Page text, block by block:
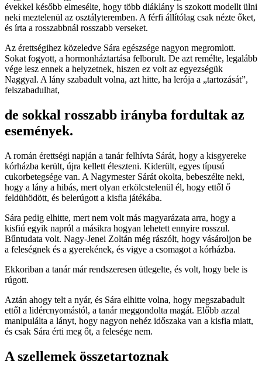
évekkel később elmesélte, hogy több diáklány is szokott modellt ülni
neki meztelenül az osztályteremben. A férfi állítólag csak nézte őket,
és írta a rosszabbnál rosszabb verseket.
Az érettségihez közeledve Sára egészsége nagyon megromlott.
Sokat fogyott, a hormonháztartása felborult. De azt remélte, legalább
vége lesz ennek a helyzetnek, hiszen ez volt az egyezségük
Naggyal. A lány szabadult volna, azt hitte, ha lerója a „tartozását”,
felszabadulhat,
de sokkal rosszabb irányba fordultak az
események.
A román érettségi napján a tanár felhívta Sárát, hogy a kisgyereke
kórházba került, újra kellett éleszteni. Kiderült, egyes típusú
cukorbetegsége van. A Nagymester Sárát okolta, bebeszélte neki,
hogy a lány a hibás, mert olyan erkölcstelenül él, hogy ettől ő
feldühödött, és belerúgott a kisfia játékába.
Sára pedig elhitte, mert nem volt más magyarázata arra, hogy a
kisfiú egyik napról a másikra hogyan lehetett ennyire rosszul.
Bűntudata volt. Nagy-Jenei Zoltán még rászólt, hogy vásároljon be
a feleségnek és a gyerekének, és vigye a csomagot a kórházba.
Ekkoriban a tanár már rendszeresen ütlegelte, és volt, hogy bele is
rúgott.
Aztán ahogy telt a nyár, és Sára elhitte volna, hogy megszabadult
ettől a lidércnyomástól, a tanár meggondolta magát. Előbb azzal
manipulálta a lányt, hogy nagyon nehéz időszaka van a kisfia miatt,
és csak Sára érti meg őt, a felesége nem.
A szellemek összetartoznak